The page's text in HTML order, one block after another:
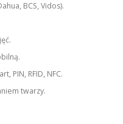
BCS, Vidos).
PIN, RFID, NFC.
twarzy.